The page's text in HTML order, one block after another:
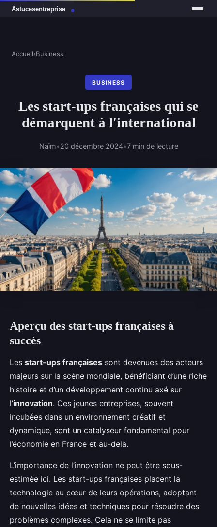
Accueil›Business
BUSINESS
Les start-ups françaises qui se
démarquent à l'international
Naïm•20 décembre 2024•7 min de lecture
Aperçu des start-ups françaises à
succès
Les start-ups françaises sont devenues des acteurs
majeurs sur la scène mondiale, bénéficiant d’une riche
histoire et d’un développement continu axé sur
l’innovation. Ces jeunes entreprises, souvent
incubées dans un environnement créatif et
dynamique, sont un catalyseur fondamental pour
l’économie en France et au-delà.
L’importance de l’innovation ne peut être sous-
estimée ici. Les start-ups françaises placent la
technologie au cœur de leurs opérations, adoptant
de nouvelles idées et techniques pour résoudre des
problèmes complexes. Cela ne se limite pas